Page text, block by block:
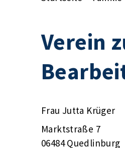
Verein
Frau Jutta Krüger
Marktstraße 7
06484 Quedlinburg